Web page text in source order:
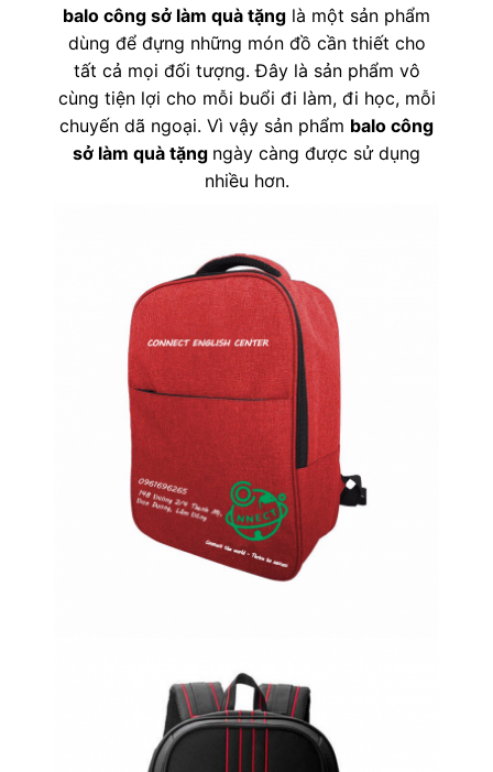
balo công sở làm quà tặng là một sản phẩm
dùng để đựng những món đồ cần thiết cho
tất cả mọi đối tượng. Đây là sản phẩm vô
cùng tiện lợi cho mỗi buổi đi làm, đi học, mỗi
chuyến dã ngoại. Vì vậy sản phẩm balo công
sở làm quà tặng ngày càng được sử dụng
nhiều hơn.